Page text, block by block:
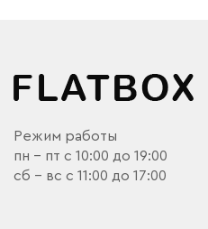
Режим работы
пн - пт с 10:00 до 19:00
сб - вс с 11:00 до 17:00